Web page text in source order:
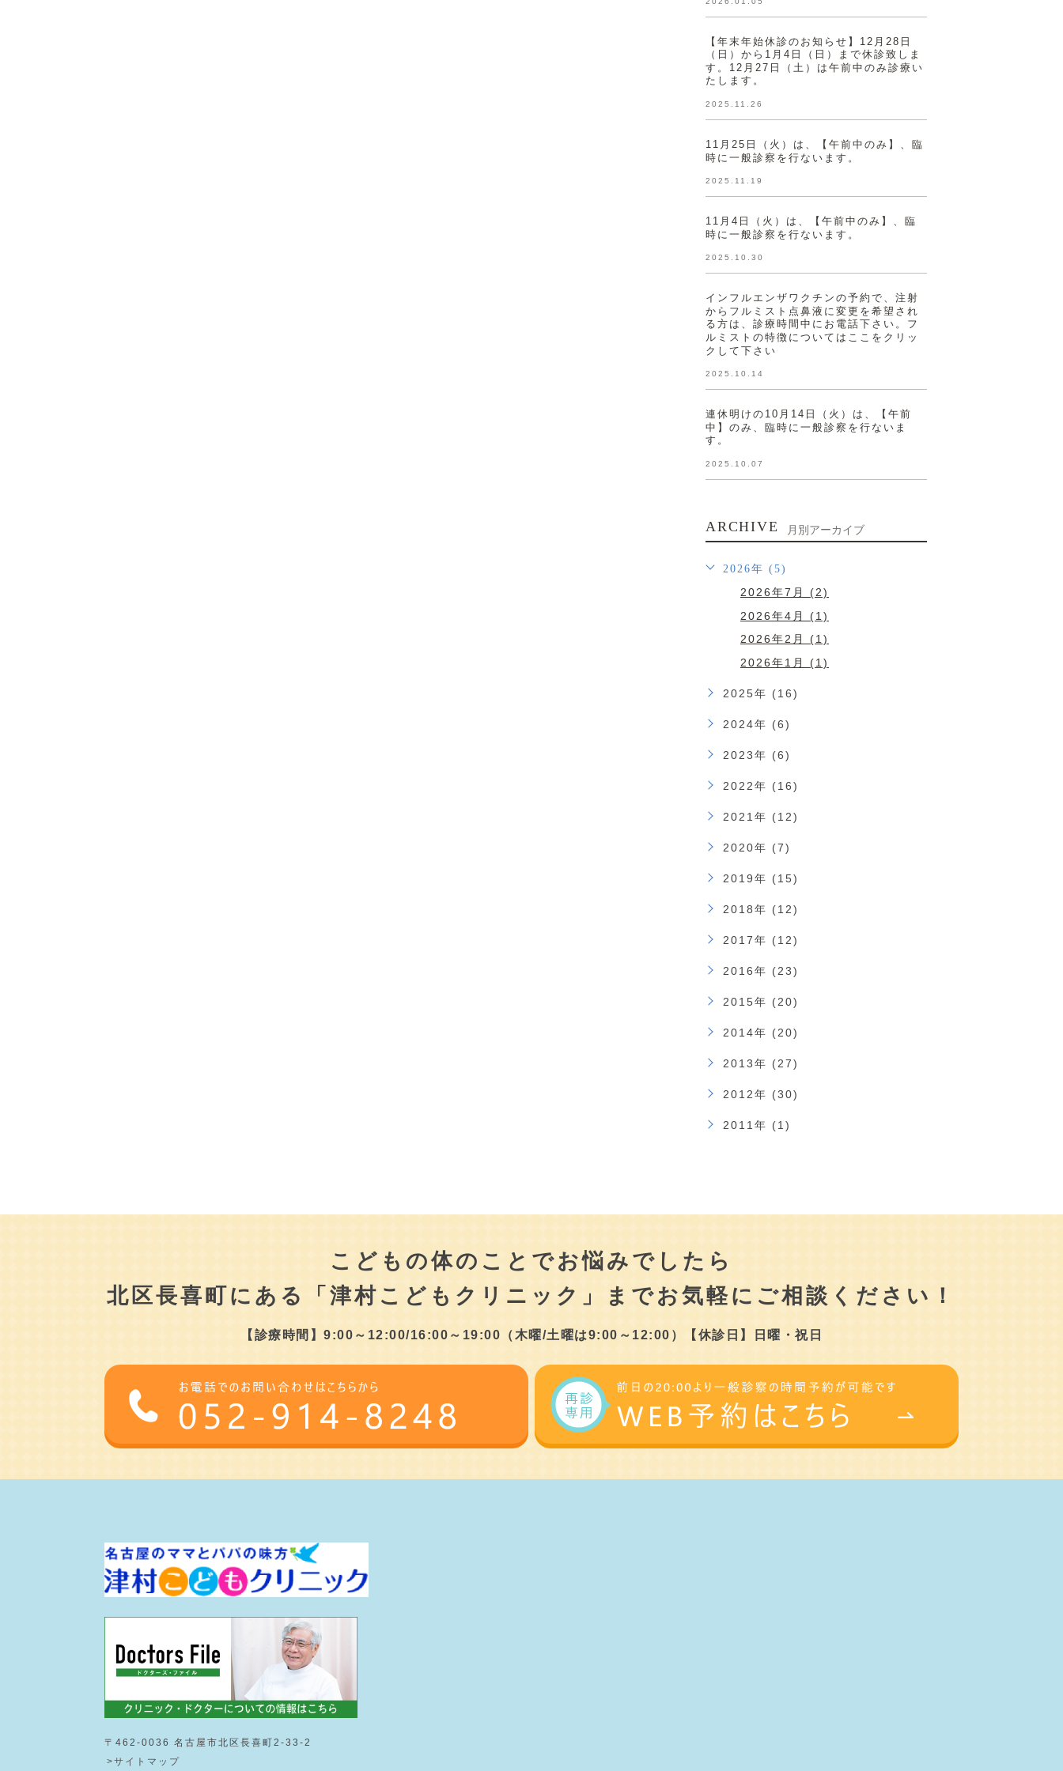
【年末年始休診のお知らせ】12月28日
（日）から1月4日（日）まで休診致しま
す。12月27日（土）は午前中のみ診療い
たします。
2025.11.26
11月25日（火）は、【午前中のみ】、臨
時に一般診察を行ないます。
2025.11.19
11月4日（火）は、【午前中のみ】、臨
時に一般診察を行ないます。
2025.10.30
インフルエンザワクチンの予約で、注射
からフルミスト点鼻液に変更を希望され
る方は、診療時間中にお電話下さい。フ
ルミストの特徴についてはここをクリッ
クして下さい
2025.10.14
連休明けの10月14日（火）は、【午前
中】のみ、臨時に一般診察を行ないま
す。
2025.10.07
ARCHIVE 月別アーカイブ
2026年 (5)
2026年7月 (2)
2026年4月 (1)
2026年2月 (1)
2026年1月 (1)
2025年 (16)
2024年 (6)
2023年 (6)
2022年 (16)
2021年 (12)
2020年 (7)
2019年 (15)
2018年 (12)
2017年 (12)
2016年 (23)
2015年 (20)
2014年 (20)
2013年 (27)
2012年 (30)
2011年 (1)
こどもの体のことでお悩みでしたら
北区長喜町にある
「津村こどもクリニック」までお気軽にご相談ください！
【診療時間】9:00～12:00/16:00～19:00 （木曜/土曜は9:00～12:00） 【休診日】日曜・祝日
〒462-0036 名古屋市北区長喜町2-33-2
>サイトマップ